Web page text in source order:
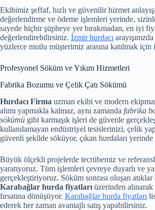
Ekibimiz şeffaf, hızlı ve güvenilir hizmet
değerlendirme ve ödeme işlemleri yerinde,
sayede hiçbir şüpheye yer bırakmadan, en iyi
değerlendirebilirsiniz. İzmir hurdacı
yüzlerce mutlu müşterimiz arasına katılmak
Profesyonel Söküm ve Yıkım Hizmetleri
Fabrika Bozumu ve Çelik Çatı Sökümü
Hurdacı Firma uzman ekibi ve modern
alımı yapmakla kalmaz, aynı zamanda fabrika
sökümü gibi karmaşık işleri de güvenle
kullanılamayan endüstriyel tesislerinizi, çelik
güvenli şekilde söküyor, çıkan hurdaları
Büyük ölçekli projelerde tecrübemiz ve
yaratıyoruz. Tüm işlemleri çevreye duyarlı ve
gerçekleştiriyoruz. Söküm sonrası oluşan atıklar
Karabağlar hurda fiyatları üzerinden
fırsatına dönüşüyor. Karabağlar hurda fiyatları
ederek her zaman avantajlı satış yapabilirsiniz.